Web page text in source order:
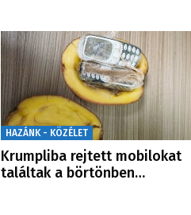
HAZÁNK - KÖZÉLET
Krumpliba rejtett mobilokat
találtak a börtönben…